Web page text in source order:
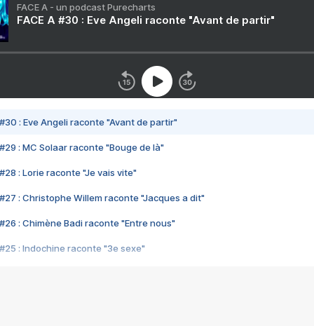
FACE A - un podcast Purecharts
FACE A #30 : Eve Angeli raconte "Avant de partir"
#30 : Eve Angeli raconte "Avant de partir"
#29 : MC Solaar raconte "Bouge de là"
#28 : Lorie raconte "Je vais vite"
#27 : Christophe Willem raconte "Jacques a dit"
#26 : Chimène Badi raconte "Entre nous"
#25 : Indochine raconte "3e sexe"